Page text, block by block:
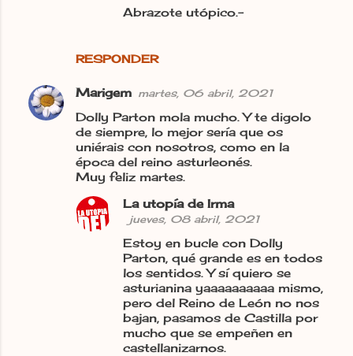
RESPONDER
Abrazote utópico.-
Marigem martes, 06 abril, 2021
Dolly Parton mola mucho. Y te digolo
de siempre, lo mejor sería que os
uniérais con nosotros, como en la
época del reino asturleonés.
Muy feliz martes.
La utopía de Irma
jueves, 08 abril, 2021
Estoy en bucle con Dolly
Parton, qué grande es en todos
los sentidos. Y sí quiero se
asturianina yaaaaaaaaaa mismo,
pero del Reino de León no nos
bajan, pasamos de Castilla por
mucho que se empeñen en
castellanizarnos.